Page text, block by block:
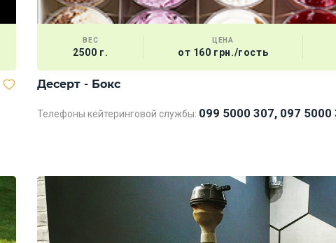
ВЕС
2500 г.
ЦЕНА
от 160 грн./гость
Десерт - Бокс
Телефоны кейтеринговой службы: 099 5000 307, 097 5000